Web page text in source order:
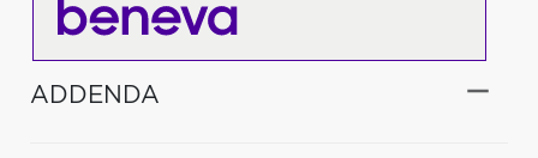
ADDENDA